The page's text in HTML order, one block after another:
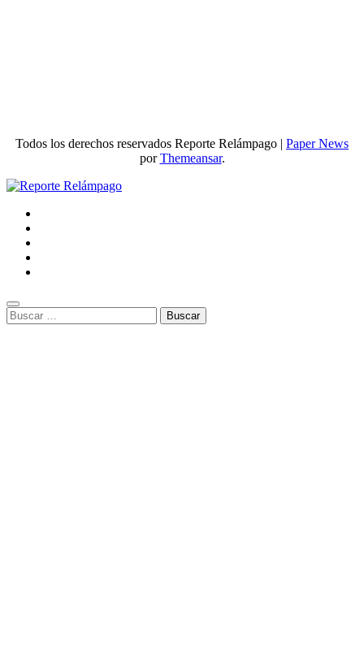
Todos los derechos reservados Reporte Relámpago | Paper News
porThemeansar.
Buscar: